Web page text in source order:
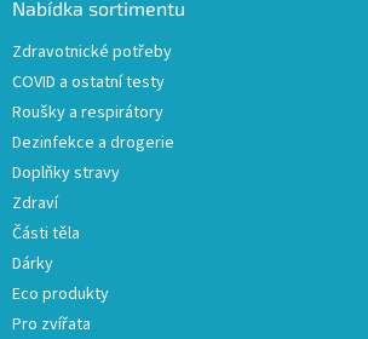
Nabídka sortimentu
Zdravotnické potřeby
COVID a ostatní testy
Roušky a respirátory
Dezinfekce a drogerie
Doplňky stravy
Zdraví
Části těla
Dárky
Eco produkty
Pro zvířata